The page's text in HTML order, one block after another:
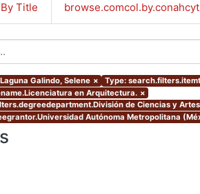
By Title browse.comcol.by.conahcyt
Galindo, Selene × Type:
en Arquitectura. ×
de Ciencias y
Autónoma Metropolitana